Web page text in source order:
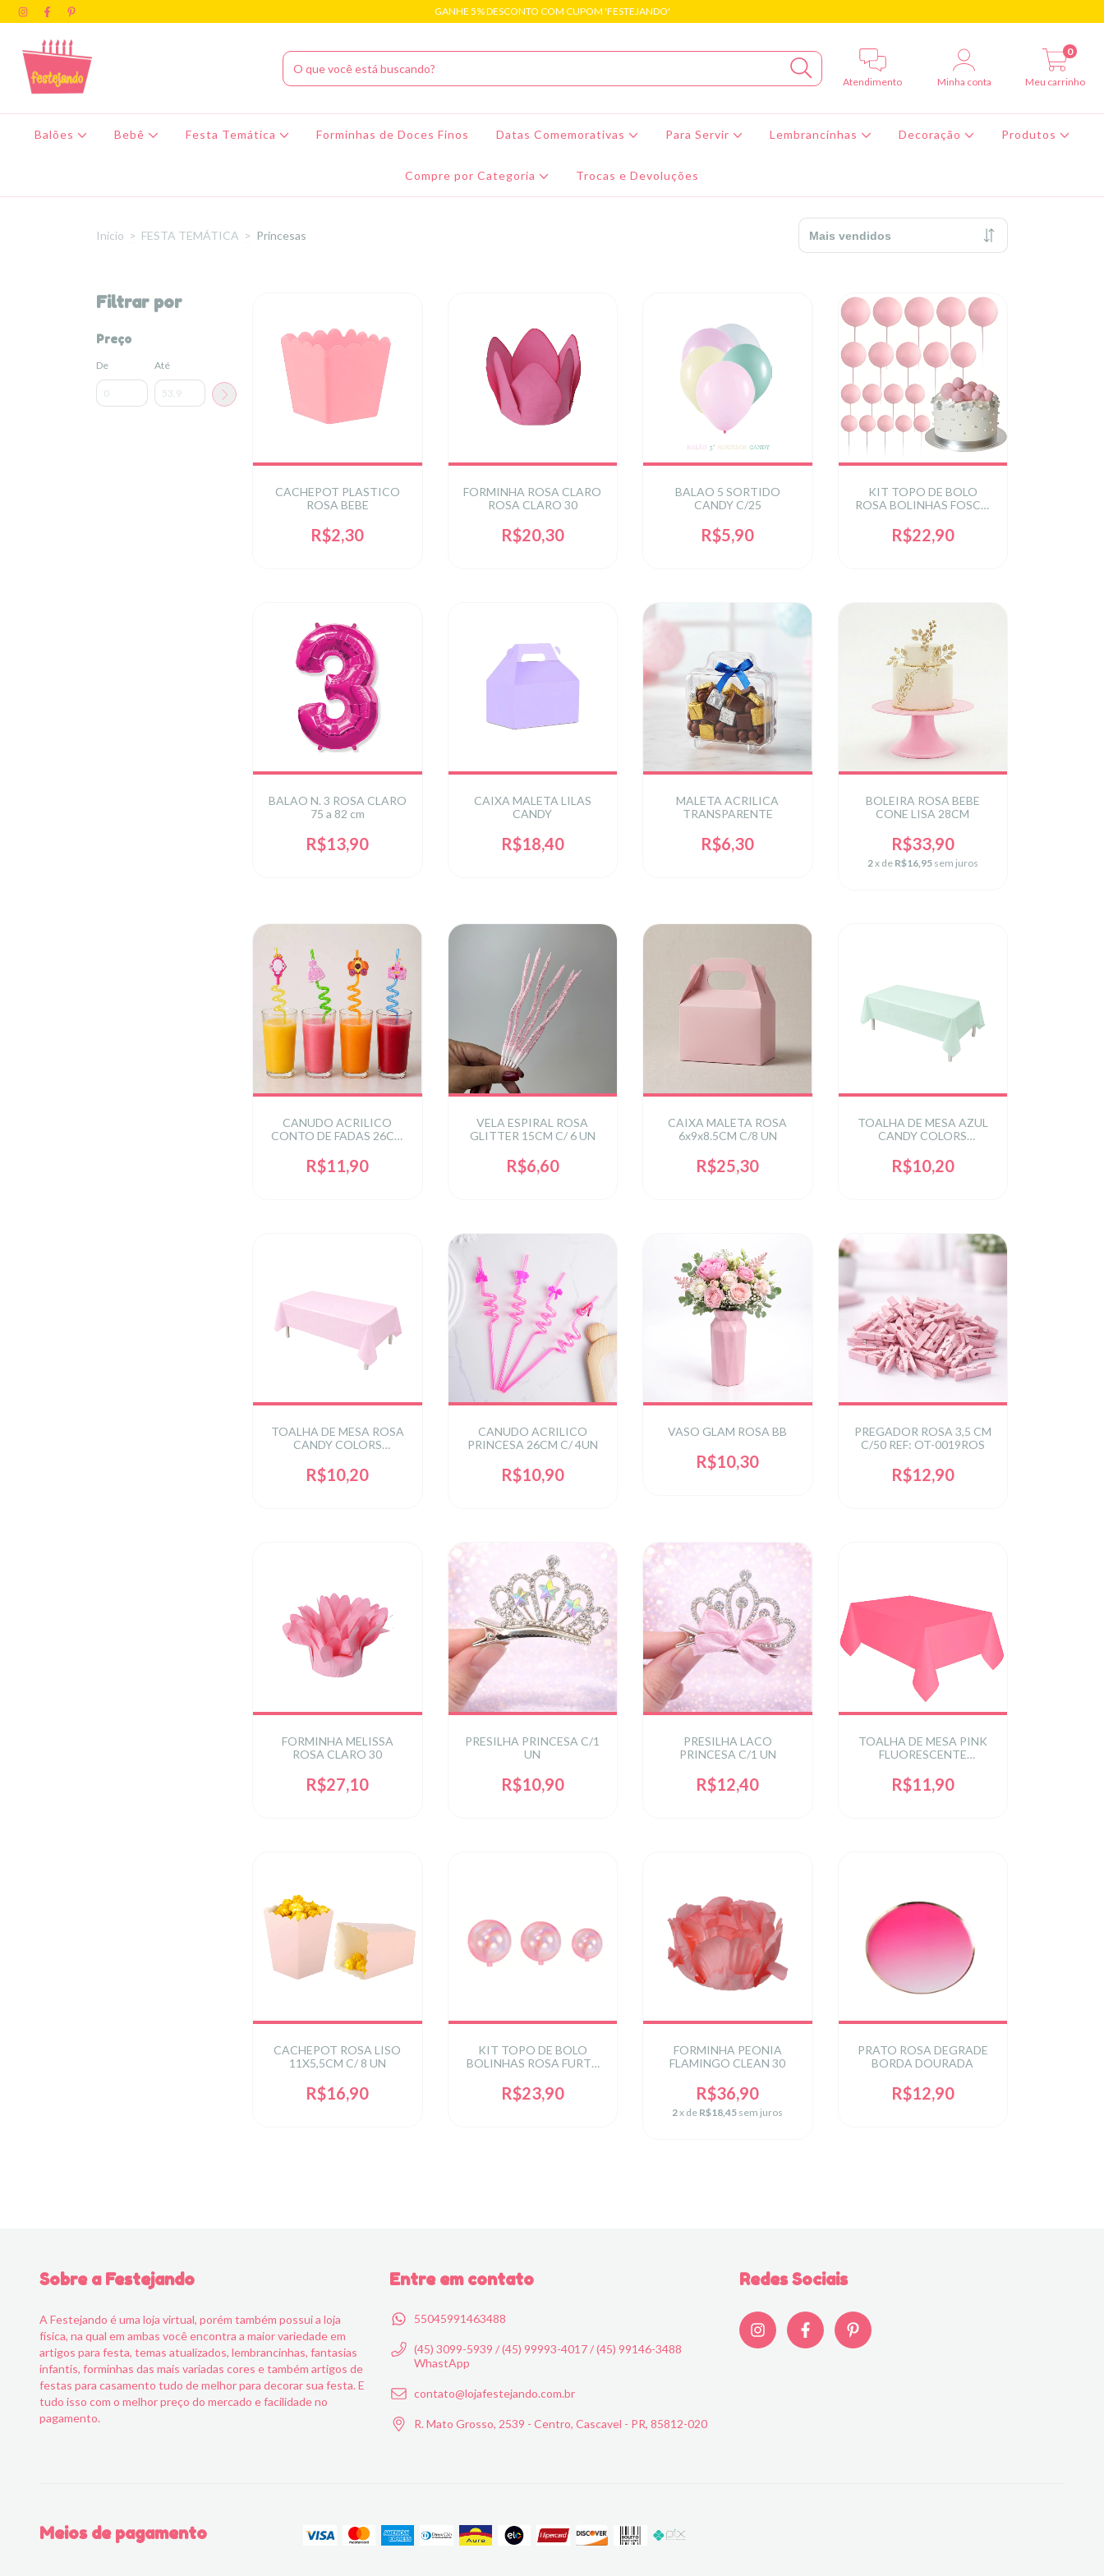
GANHE 5% DESCONTO COM CUPOM 'FESTEJANDO'
Atendimento Minha conta Meu carrinho
0
Balões Bebê Festa Temática Forminhas de Doces Finos Datas Comemorativas Para Servir Lembrancinhas Decoração Produtos
Compre por Categoria Trocas e Devoluções
Início > FESTA TEMÁTICA > Princesas
Filtrar por
Preço
De Até
CACHEPOT PLASTICO
ROSA BEBE
R$2,30
FORMINHA ROSA CLARO
ROSA CLARO 30
R$20,30
BALAO 5 SORTIDO
CANDY C/25
R$5,90
KIT TOPO DE BOLO
ROSA BOLINHAS FOSCO
ROSA
R$22,90
BALAO N. 3 ROSA CLARO
75 a 82 cm
R$13,90
CAIXA MALETA LILAS
CANDY
R$18,40
MALETA ACRILICA
TRANSPARENTE
R$6,30
BOLEIRA ROSA BEBE
CONE LISA 28CM
R$33,90
2x de R$16,95 sem juros
CANUDO ACRILICO
CONTO DE FADAS 26CM
R$11,90
VELA ESPIRAL ROSA
GLITTER 15CM C/ 6 UN
R$6,60
CAIXA MALETA ROSA
6x9x8.5CM C/8 UN
R$25,30
TOALHA DE MESA AZUL
CANDY COLORS
R$10,20
TOALHA DE MESA ROSA
CANDY COLORS
R$10,20
CANUDO ACRILICO
PRINCESA 26CM C/ 4UN
R$10,90
VASO GLAM ROSA BB
R$10,30
PREGADOR ROSA 3,5 CM
C/50 REF: OT-0019ROS
R$12,90
FORMINHA MELISSA
ROSA CLARO 30
R$27,10
PRESILHA PRINCESA C/1
UN
R$10,90
PRESILHA LACO
PRINCESA C/1 UN
R$12,40
TOALHA DE MESA PINK
FLUORESCENTE
PINK
R$11,90
CACHEPOT ROSA LISO
11X5,5CM C/ 8 UN
R$16,90
KIT TOPO DE BOLO
BOLINHAS ROSA FURTA
R$23,90
FORMINHA PEONIA
FLAMINGO CLEAN 30
R$36,90
2x de R$18,45 sem juros
PRATO ROSA DEGRADE
BORDA DOURADA
R$12,90
Sobre a Festejando
A Festejando é uma loja virtual, porém também possui a loja
física, na qual em ambas você encontra a maior variedade em
artigos para festa, temas atualizados, lembrancinhas, fantasias
infantis, forminhas das mais variadas cores e também artigos de
festas para casamento tudo de melhor para decorar sua festa. E
tudo isso com o melhor preço do mercado e facilidade no
pagamento.
Entre em contato
55045991463488
(45) 3099-5939 / (45) 99993-4017 / (45) 99146-3488
WhastApp
contato@lojafestejando.com.br
R. Mato Grosso, 2539 - Centro, Cascavel - PR, 85812-020
Redes Sociais
Meios de pagamento